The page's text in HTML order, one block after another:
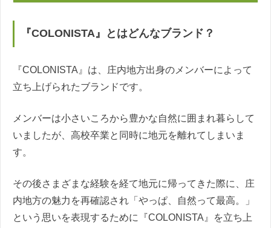
『COLONISTA』とはどんなブランド？
『COLONISTA』は、庄内地方出身のメンバーによって
立ち上げられたブランドです。
メンバーは小さいころから豊かな自然に囲まれ暮らして
いましたが、高校卒業と同時に地元を離れてしまいま
す。
その後さまざまな経験を経て地元に帰ってきた際に、庄
内地方の魅力を再確認され「やっぱ、自然って最高。」
という思いを表現するために『COLONISTA』を立ち上